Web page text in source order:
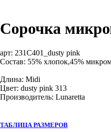
Сорочка
арт: 231C401_dusty pink
Состав: 55% хлопок,45%
Длина: Midi
Цвет: dusty pink 313
Производитель: Lunaretta
ТАБЛИЦА РАЗМЕРОВ